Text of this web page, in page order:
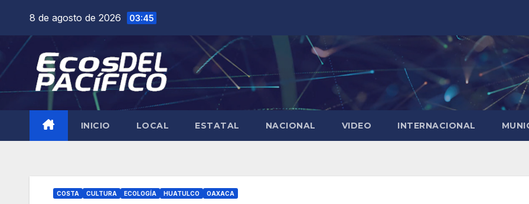
contenido
8 de agosto de 2026 03:45
INICIO LOCAL ESTATAL NACIONAL VIDEO INTERNACIONAL
COSTA CULTURA ECOLOGÍA HUATULCO OAXACA